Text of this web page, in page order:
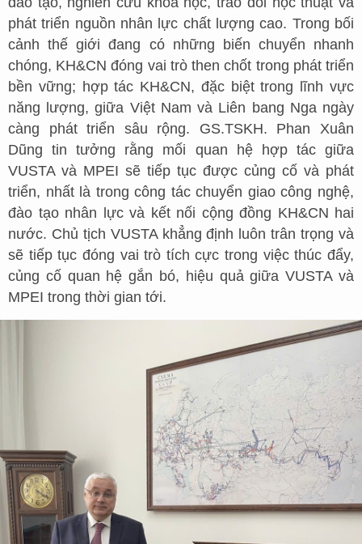
phát triển nguồn nhân lực chất lượng cao. Trong bối
cảnh thế giới đang có những biến chuyển nhanh
chóng, KH&CN đóng vai trò then chốt trong phát triển
bền vững; hợp tác KH&CN, đặc biệt trong lĩnh vực
năng lượng, giữa Việt Nam và Liên bang Nga ngày
càng phát triển sâu rộng. GS.TSKH. Phan Xuân
Dũng tin tưởng rằng mối quan hệ hợp tác giữa
VUSTA và MPEI sẽ tiếp tục được củng cố và phát
triển, nhất là trong công tác chuyển giao công nghệ,
đào tạo nhân lực và kết nối cộng đồng KH&CN hai
nước. Chủ tịch VUSTA khẳng định luôn trân trọng và
sẽ tiếp tục đóng vai trò tích cực trong việc thúc đẩy,
củng cố quan hệ gắn bó, hiệu quả giữa VUSTA và
MPEI trong thời gian tới.